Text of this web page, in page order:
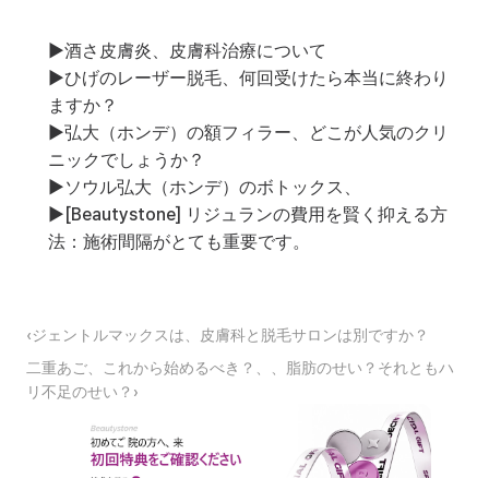
▶酒さ皮膚炎、皮膚科治療について
▶ひげのレーザー脱毛、何回受けたら本当に終わり
ますか？
▶弘大（ホンデ）の額フィラー、どこが人気のクリ
ニックでしょうか？
▶ソウル弘大（ホンデ）のボトックス、
▶ [Beautystone] リジュランの費用を賢く抑える方
法：施術間隔がとても重要です。
‹ジェントルマックスは、皮膚科と脱毛サロンは別ですか？
二重あご、これから始めるべき？、、脂肪のせい？それともハ
リ不足のせい？›